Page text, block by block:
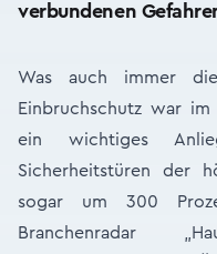
verbundenen
Was auch immer
Einbruchschutz war
ein wichtiges
Sicherheitstüren der
sogar um 300
Branchenradar